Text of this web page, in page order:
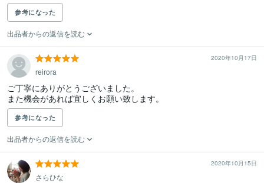
参考になった
出品者からの返信を読む
2020年10月17日
reirora
ご丁寧にありがとうございました。
また機会があれば宜しくお願い致します。
参考になった
出品者からの返信を読む
2020年10月15日
さらひな